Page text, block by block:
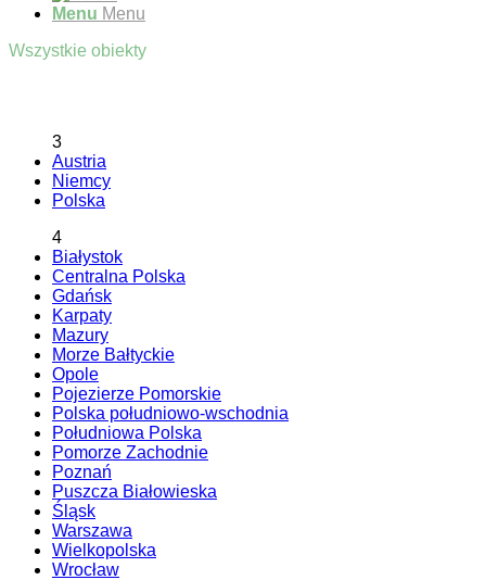
Menu Menu
Wszystkie obiekty
3
Austria
Niemcy
Polska
4
Białystok
Centralna Polska
Gdańsk
Karpaty
Mazury
Morze Bałtyckie
Opole
Pojezierze Pomorskie
Polska południowo-wschodnia
Południowa Polska
Pomorze Zachodnie
Poznań
Puszcza Białowieska
Śląsk
Warszawa
Wielkopolska
Wrocław